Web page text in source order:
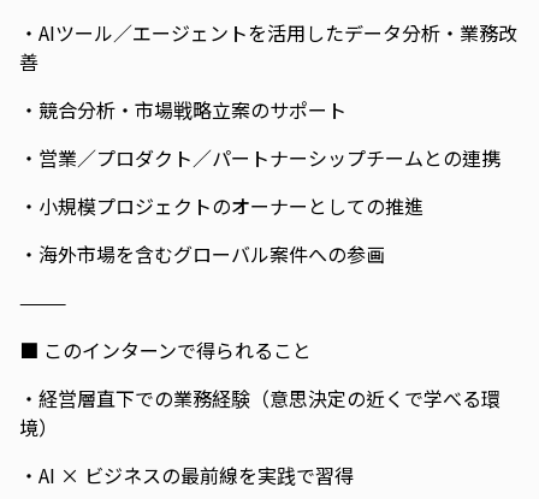
・AIツール／エージェントを活用したデータ分析・業務改
善
・競合分析・市場戦略立案のサポート
・営業／プロダクト／パートナーシップチームとの連携
・小規模プロジェクトのオーナーとしての推進
・海外市場を含むグローバル案件への参画
⸻
■ このインターンで得られること
・経営層直下での業務経験（意思決定の近くで学べる環
境）
・AI × ビジネスの最前線を実践で習得